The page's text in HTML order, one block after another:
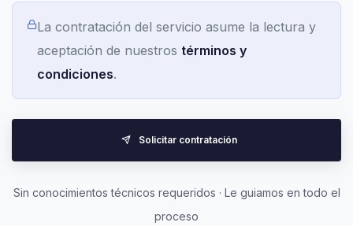
La contratación del servicio asume la lectura y
aceptación de nuestros términos y
condiciones.
Solicitar contratación
Sin conocimientos técnicos requeridos · Le guiamos en todo el
proceso